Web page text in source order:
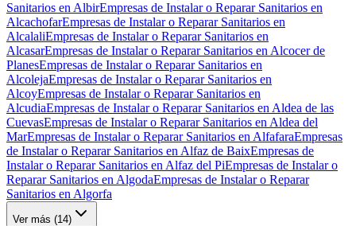
Sanitarios en AlbirEmpresas de Instalar o Reparar Sanitarios en
AlcachofarEmpresas de Instalar o Reparar Sanitarios en
AlcalaliEmpresas de Instalar o Reparar Sanitarios en
AlcasarEmpresas de Instalar o Reparar Sanitarios en Alcocer de
PlanesEmpresas de Instalar o Reparar Sanitarios en
AlcolejaEmpresas de Instalar o Reparar Sanitarios en
AlcoyEmpresas de Instalar o Reparar Sanitarios en
AlcudiaEmpresas de Instalar o Reparar Sanitarios en Aldea de las
CuevasEmpresas de Instalar o Reparar Sanitarios en Aldea del
MarEmpresas de Instalar o Reparar Sanitarios en AlfafaraEmpresas
de Instalar o Reparar Sanitarios en Alfaz de BaixEmpresas de
Instalar o Reparar Sanitarios en Alfaz del PiEmpresas de Instalar o
Reparar Sanitarios en AlgodaEmpresas de Instalar o Reparar
Sanitarios en Algorfa
Ver más (14)